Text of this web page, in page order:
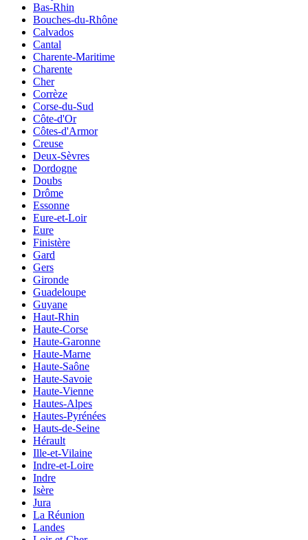
Bas-Rhin
Bouches-du-Rhône
Calvados
Cantal
Charente-Maritime
Charente
Cher
Corrèze
Corse-du-Sud
Côte-d'Or
Côtes-d'Armor
Creuse
Deux-Sèvres
Dordogne
Doubs
Drôme
Essonne
Eure-et-Loir
Eure
Finistère
Gard
Gers
Gironde
Guadeloupe
Guyane
Haut-Rhin
Haute-Corse
Haute-Garonne
Haute-Marne
Haute-Saône
Haute-Savoie
Haute-Vienne
Hautes-Alpes
Hautes-Pyrénées
Hauts-de-Seine
Hérault
Ille-et-Vilaine
Indre-et-Loire
Indre
Isère
Jura
La Réunion
Landes